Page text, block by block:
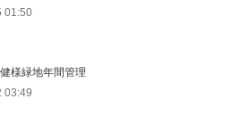
01:50
様緑地年間管理
03:49